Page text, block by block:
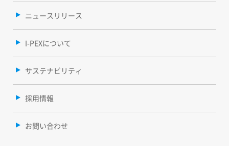
ニュースリリース
I-PEXについて
サステナビリティ
採用情報
お問い合わせ